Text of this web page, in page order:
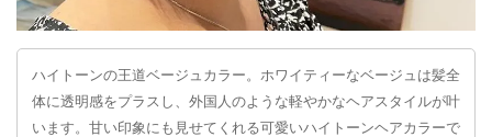
ハイトーンの王道ベージュカラー。ホワイティーなベージュは髪全
体に透明感をプラスし、外国人のような軽やかなヘアスタイルが叶
います。甘い印象にも見せてくれる可愛いハイトーンヘアカラーで